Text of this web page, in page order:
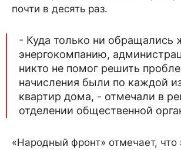
почти в десять раз.
- Куда только ни обращались
энергокомпанию,
никто не помог решить
начисления были по каждой
квартир дома, - отмечали в
отделении общественной
«Народный фронт» отмечает, что